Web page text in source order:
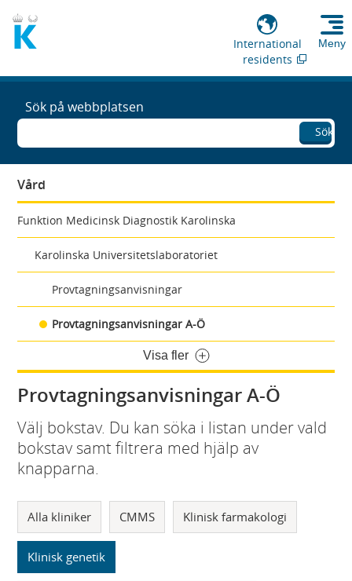
International
residents
Meny
Sök på webbplatsen
Sök
Vård
Funktion Medicinsk Diagnostik Karolinska
Karolinska Universitetslaboratoriet
Provtagningsanvisningar
Provtagningsanvisningar A-Ö
Visa fler
Provtagningsanvisningar A-Ö
Välj bokstav. Du kan söka i listan under vald
bokstav samt filtrera med hjälp av
knapparna.
Alla kliniker CMMS Klinisk farmakologi
Klinisk genetik